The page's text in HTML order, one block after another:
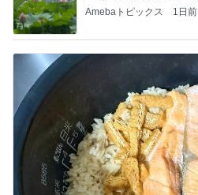
Amebaトピックス 1日前